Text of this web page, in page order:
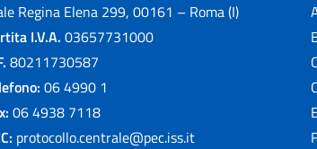
Regina Elena 299, 00161 – Roma (I)
I.V.A. 03657731000
80211730587
06 4990 1
06 4938 7118
protocollo.centrale@pec.iss.it